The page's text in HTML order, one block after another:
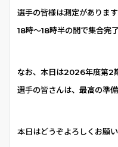
選手の皆様は測定がありま
18時〜18時半の間で集合完
なお、本日は2026年度第2
選手の皆さんは、最高の準
本日はどうぞよろしくお願い